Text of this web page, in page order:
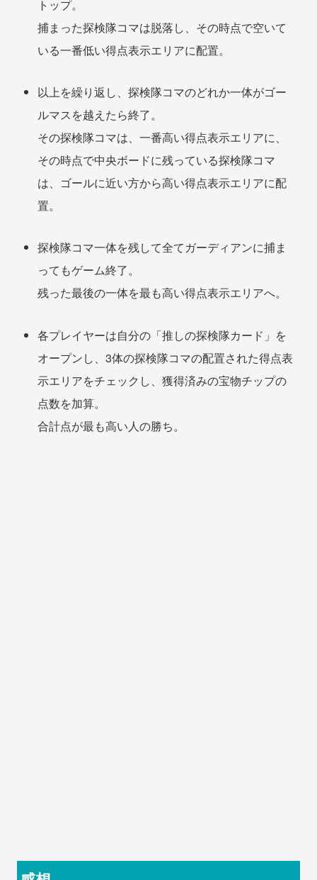
トップ。
捕まった探検隊コマは脱落し、その時点で空いて
いる一番低い得点表示エリアに配置。
以上を繰り返し、探検隊コマのどれか一体がゴー
ルマスを越えたら終了。
その探検隊コマは、一番高い得点表示エリアに、
その時点で中央ボードに残っている探検隊コマ
は、ゴールに近い方から高い得点表示エリアに配
置。
探検隊コマ一体を残して全てガーディアンに捕ま
ってもゲーム終了。
残った最後の一体を最も高い得点表示エリアへ。
各プレイヤーは自分の「推しの探検隊カード」を
オープンし、3体の探検隊コマの配置された得点表
示エリアをチェックし、獲得済みの宝物チップの
点数を加算。
合計点が最も高い人の勝ち。